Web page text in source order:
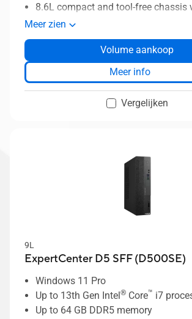
8.6L compact and tool-free chassis
removable cage for maximum
standard and ASUS in-house testing
Extensive I/O ports to support all
connectivity needs
Meer zien
Volume aankoop
Meer info
Vergelijken
9L
ExpertCenter D5 SFF (D500SE)
Windows 11 Pro
Up to 13th Gen Intel® Core™ i7
Up to 64 GB DDR5 memory